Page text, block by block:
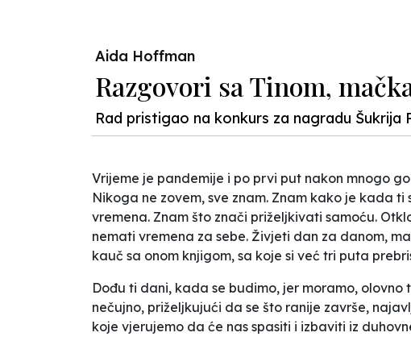
Aida Hoffman
Razgovori sa Tinom,
Rad pristigao na konkurs za nagradu Šukrija
Vrijeme je pandemije i po prvi put nakon mnogo
Nikoga ne zovem, sve znam. Znam kako je kada
vremena. Znam što znači priželjkivati samoću.
nemati vremena za sebe. Živjeti dan za danom,
kauč sa onom knjigom, sa koje si već tri puta
Dođu ti dani, kada se budimo, jer moramo,
nečujno, priželjkujući da se što ranije završe,
koje vjerujemo da će nas spasiti i izbaviti iz